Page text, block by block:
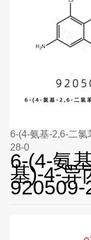
6-(4-氨基-2,6-二
28-0
6-(4-氨
基)-4-异
920509-